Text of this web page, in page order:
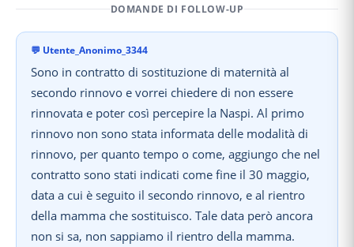
DOMANDE DI FOLLOW-UP
💬 Utente_Anonimo_3344
Sono in contratto di sostituzione di maternità al
secondo rinnovo e vorrei chiedere di non essere
rinnovata e poter così percepire la Naspi. Al primo
rinnovo non sono stata informata delle modalità di
rinnovo, per quanto tempo o come, aggiungo che nel
contratto sono stati indicati come fine il 30 maggio,
data a cui è seguito il secondo rinnovo, e al rientro
della mamma che sostituisco. Tale data però ancora
non si sa, non sappiamo il rientro della mamma.